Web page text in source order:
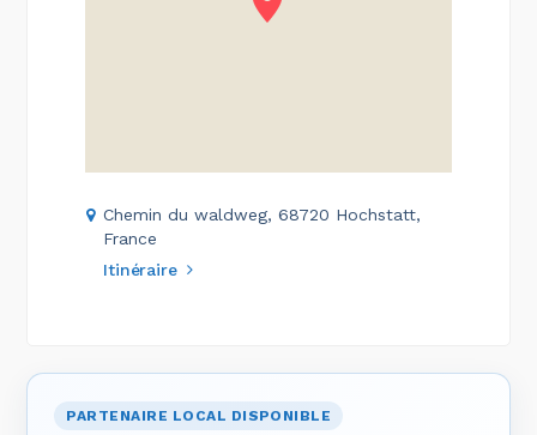
Chemin du waldweg, 68720 Hochstatt,
France
Itinéraire
PARTENAIRE LOCAL DISPONIBLE